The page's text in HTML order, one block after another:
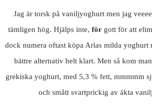
Jag är torsk på vaniljyoghurt men jag
tämligen hög. Hjälps inte, för gott för att
dock numera oftast köpa Arlas milda yoghurt
bättre alternativ helt klart. Men så kom
grekiska yoghurt, med 5,3 % fett, mmmmm
och smått svartprickig av äkta